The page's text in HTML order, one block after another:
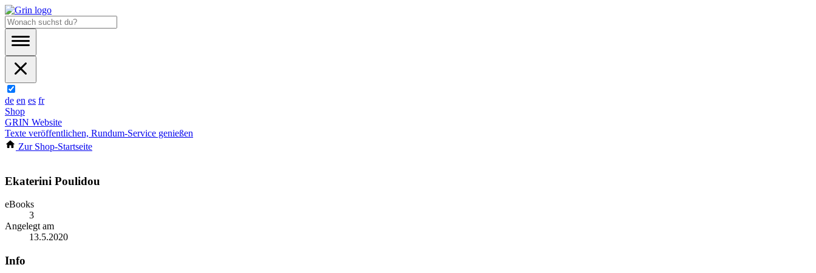
de en es fr
Shop
GRIN Website
Texte veröffentlichen, Rundum-Service genießen
Zur Shop-Startseite
Ekaterini Poulidou
eBooks
3
Angelegt am
13.5.2020
Info